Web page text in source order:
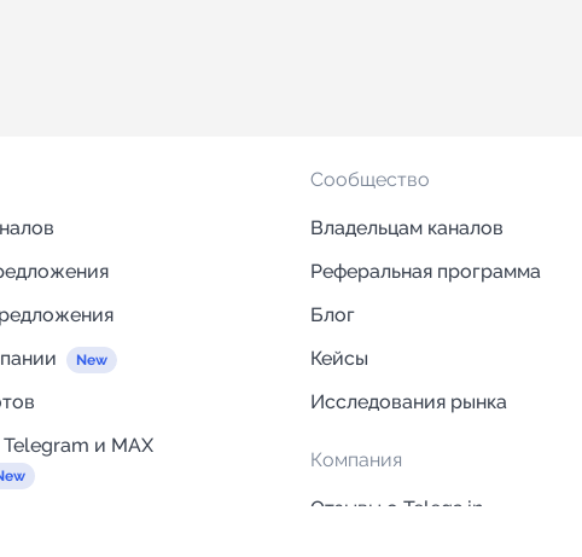
и MAX
Сообщество
Владельцам каналов
Реферальная программа
Блог
Кейсы
Исследования рынка
Компания
Отзывы о Telega.in